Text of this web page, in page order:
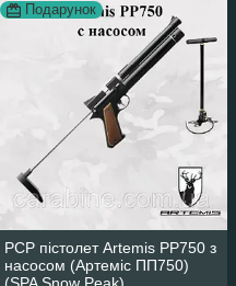
Подарунок
PCP пістолет Artemis PP750 з
насосом (Артеміс ПП750)